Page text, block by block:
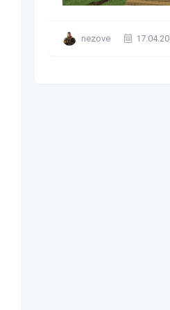
nezove 17.04.20